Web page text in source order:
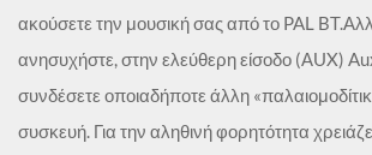
ακούσετε την μουσική σας από το PAL
ανησυχήστε, στην ελεύθερη είσοδο (ΑUX)
συνδέσετε οποιαδήποτε άλλη
συσκευή. Για την αληθινή φορητότητα